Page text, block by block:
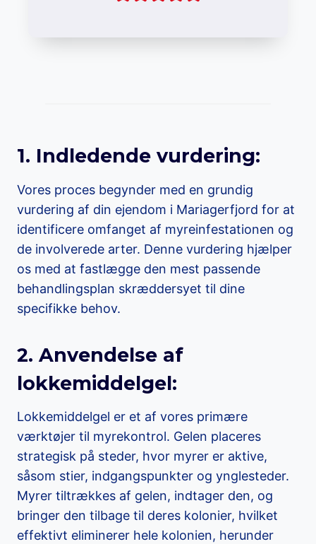
1. Indledende vurdering:
Vores proces begynder med en grundig
vurdering af din ejendom i Mariagerfjord for at
identificere omfanget af myreinfestationen og
de involverede arter. Denne vurdering hjælper
os med at fastlægge den mest passende
behandlingsplan skræddersyet til dine
specifikke behov.
2. Anvendelse af
lokkemiddelgel:
Lokkemiddelgel er et af vores primære
værktøjer til myrekontrol. Gelen placeres
strategisk på steder, hvor myrer er aktive,
såsom stier, indgangspunkter og ynglesteder.
Myrer tiltrækkes af gelen, indtager den, og
bringer den tilbage til deres kolonier, hvilket
effektivt eliminerer hele kolonien, herunder